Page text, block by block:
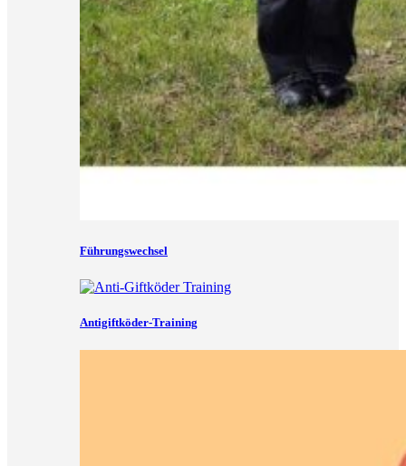
Führungswechsel
Antigiftköder-Training